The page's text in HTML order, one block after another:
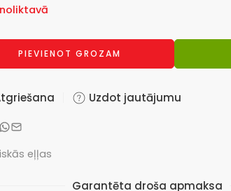
PIEVIENOT GROZAM
Uzdot jautājumu
eļļas
Garantēta droša apmaksa